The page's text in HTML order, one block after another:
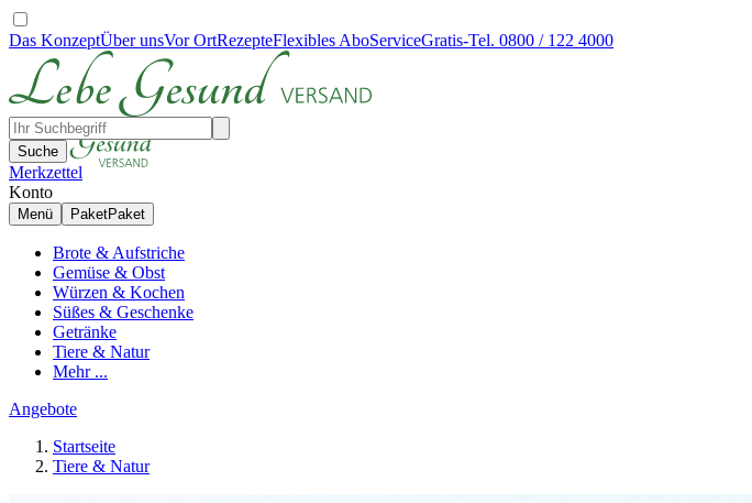
Das KonzeptÜber unsVor OrtRezepteFlexibles AboServiceGratis-Tel. 0800 / 122 4000
Suche
Merkzettel
Konto
Menü PaketPaket
Brote & Aufstriche
Gemüse & Obst
Würzen & Kochen
Süßes & Geschenke
Getränke
Tiere & Natur
Mehr ...
Angebote
Startseite
Tiere & Natur